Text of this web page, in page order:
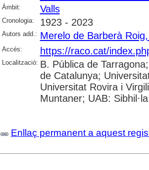
Àmbit: Valls
Cronologia: 1923 - 2023
Autors add.: Merelo de Barberà
Accés: https://raco.cat/
Localització: B. Pública de
de Catalunya;
Universitat Rovira i
Muntaner; UAB: Sibhil·la
Enllaç permanent a aquest